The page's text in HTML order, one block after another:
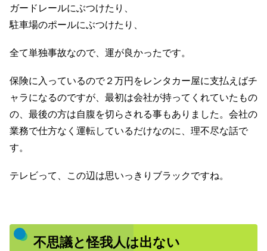
ガードレールにぶつけたり、
駐車場のポールにぶつけたり、
全て単独事故なので、運が良かったです。
保険に入っているので２万円をレンタカー屋に支払えばチ
ャラになるのですが、最初は会社が持ってくれていたもの
の、最後の方は自腹を切らされる事もありました。会社の
業務で仕方なく運転しているだけなのに、理不尽な話で
す。
テレビって、この辺は思いっきりブラックですね。
不思議と怪我人は出ない